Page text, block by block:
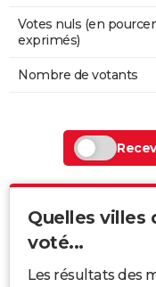
Votes nuls (en
exprimés)
Nombre de votants
Quelles villes
voté...
Les résultats des